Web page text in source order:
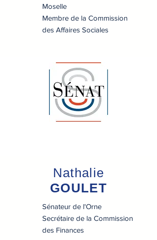
Moselle
Membre de la Commission
des Affaires Sociales
Nathalie
GOULET
Sénateur de l'Orne
Secrétaire de la Commission
des Finances